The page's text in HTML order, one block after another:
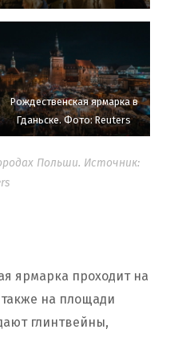
Рождественская ярмарка в
Гданьске. Фото: Reuters
Польши. Источник:
ярмарка проходит на
на площади
глинтвейны,